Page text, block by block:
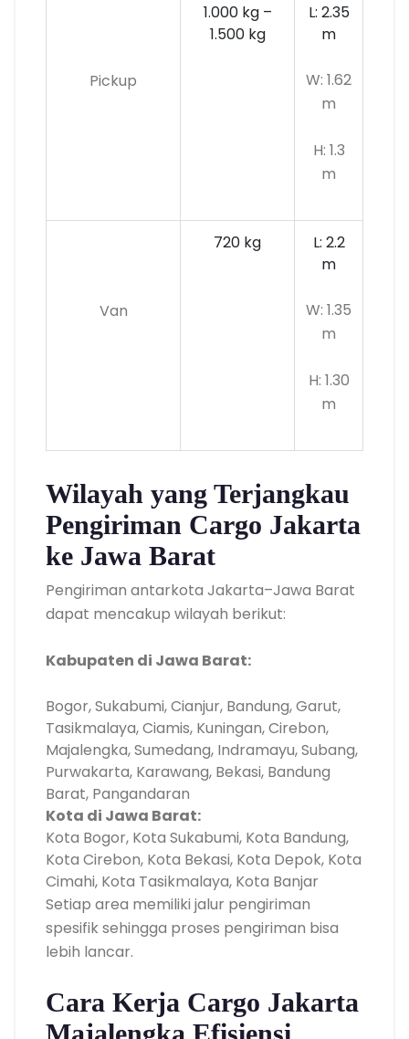
Pickup
1.000 kg –
1.500 kg
L: 2.35
m
W: 1.62
m
H: 1.3
m
Van
720 kg
L: 2.2
m
W: 1.35
m
H: 1.30
m
Wilayah yang Terjangkau
Pengiriman Cargo Jakarta
ke Jawa Barat
Pengiriman antarkota Jakarta–Jawa Barat
dapat mencakup wilayah berikut:
Kabupaten di Jawa Barat:
Bogor, Sukabumi, Cianjur, Bandung, Garut,
Tasikmalaya, Ciamis, Kuningan, Cirebon,
Majalengka, Sumedang, Indramayu, Subang,
Purwakarta, Karawang, Bekasi, Bandung
Barat, Pangandaran
Kota di Jawa Barat:
Kota Bogor, Kota Sukabumi, Kota Bandung,
Kota Cirebon, Kota Bekasi, Kota Depok, Kota
Cimahi, Kota Tasikmalaya, Kota Banjar
Setiap area memiliki jalur pengiriman
spesifik sehingga proses pengiriman bisa
lebih lancar.
Cara Kerja Cargo Jakarta
Majalengka Efisiensi